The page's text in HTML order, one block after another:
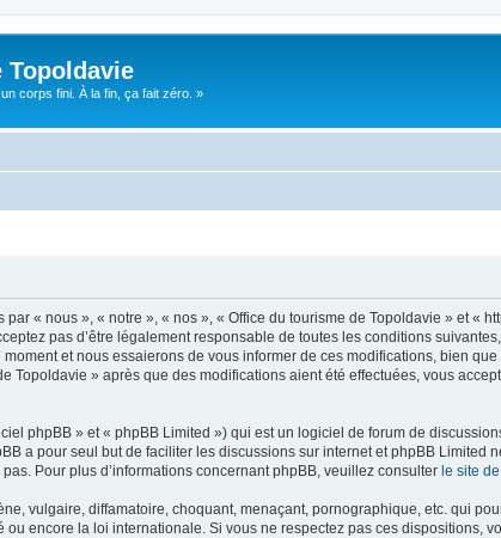
corps fini. À la fin, ça fait zéro. »
« nous », « notre », « nos », « Office du tourisme de Topoldavie » et «
pas d’être légalement responsable de toutes les conditions
et nous essaierons de vous informer de ces modifications, bien
Topoldavie » après que des modifications aient été effectuées, vous
phpBB » et « phpBB Limited ») qui est un logiciel de forum de
a pour seul but de faciliter les discussions sur internet et phpBB Limited
Pour plus d’informations concernant phpBB, veuillez consulter le site
vulgaire, diffamatoire, choquant, menaçant, pornographique, etc. qui
encore la loi internationale. Si vous ne respectez pas ces dispositions,